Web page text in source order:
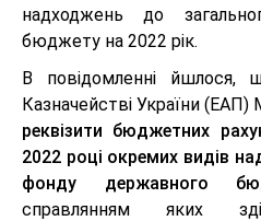
надходжень до
бюджету на 2022 рік.
В повідомленні
Казначействі України
реквізити бюджетних
2022 році окремих видів
фонду державного
справлянням яких